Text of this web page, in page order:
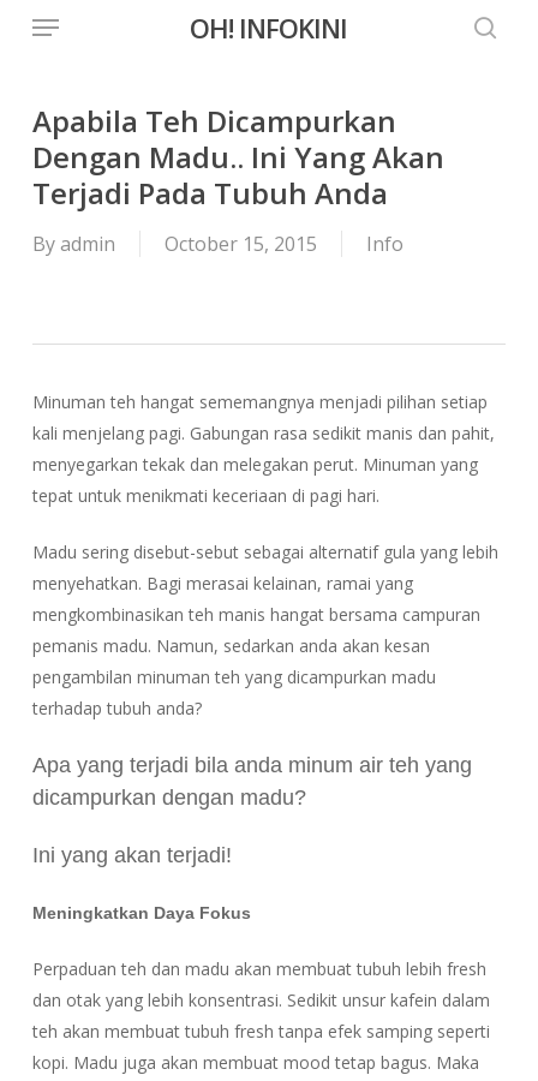
content
OH! INFOKINI
Menu
Apabila Teh Dicampurkan
Dengan Madu.. Ini Yang Akan
Terjadi Pada Tubuh Anda
Byadmin October 15, 2015 Info
Minuman teh hangat sememangnya menjadi pilihan setiap
kali menjelang pagi. Gabungan rasa sedikit manis dan pahit,
menyegarkan tekak dan melegakan perut. Minuman yang
tepat untuk menikmati keceriaan di pagi hari.
Madu sering disebut-sebut sebagai alternatif gula yang lebih
menyehatkan. Bagi merasai kelainan, ramai yang
mengkombinasikan teh manis hangat bersama campuran
pemanis madu. Namun, sedarkan anda akan kesan
pengambilan minuman teh yang dicampurkan madu
terhadap tubuh anda?
Apa yang terjadi bila anda minum air teh yang
dicampurkan dengan madu?
Ini yang akan terjadi!
Meningkatkan Daya Fokus
Perpaduan teh dan madu akan membuat tubuh lebih fresh
dan otak yang lebih konsentrasi. Sedikit unsur kafein dalam
teh akan membuat tubuh fresh tanpa efek samping seperti
kopi. Madu juga akan membuat mood tetap bagus. Maka